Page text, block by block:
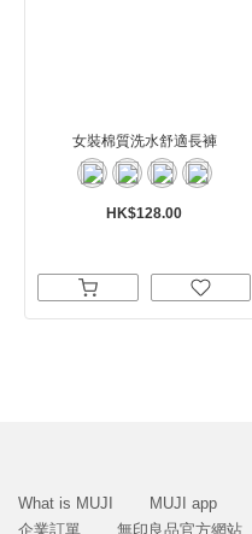
女裝棉質洗水舒適長褲
HK$128.00
What is MUJI MUJI app
企業訂單
無印良品官方網站